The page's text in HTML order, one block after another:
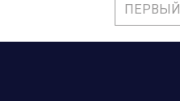
ПЕРВЫЙ